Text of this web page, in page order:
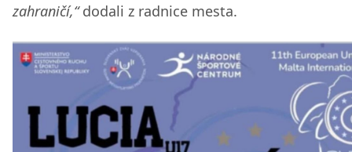
zahraničí,“dodali z radnice mesta.